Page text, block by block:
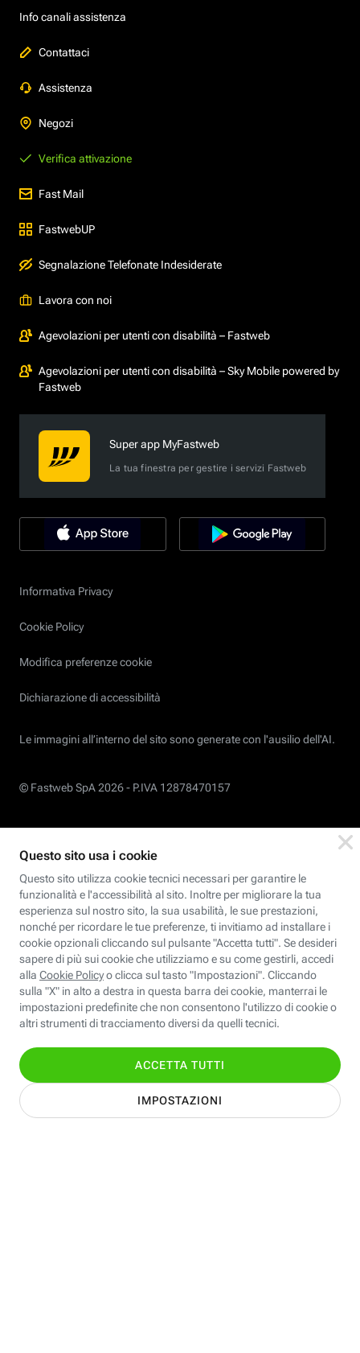
Info canali assistenza
Contattaci
Assistenza
Negozi
Verifica attivazione
Fast Mail
FastwebUP
Segnalazione Telefonate Indesiderate
Lavora con noi
Agevolazioni per utenti con disabilità – Fastweb
Agevolazioni per utenti con disabilità – Sky Mobile powered by
Fastweb
Super app MyFastweb
La tua finestra per gestire i servizi Fastweb
Informativa Privacy
Cookie Policy
Modifica preferenze cookie
Dichiarazione di accessibilità
Le immagini all’interno del sito sono generate con l'ausilio dell'AI.
© Fastweb SpA 2026 - P.IVA 12878470157